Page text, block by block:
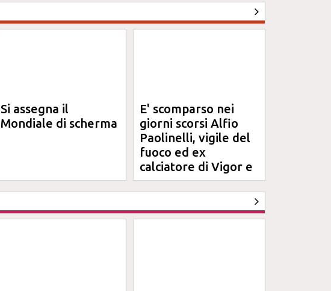
Si assegna il
Mondiale di scherma
E' scomparso nei
giorni scorsi Alfio
Paolinelli, vigile del
fuoco ed ex
calciatore di Vigor e
Jesina